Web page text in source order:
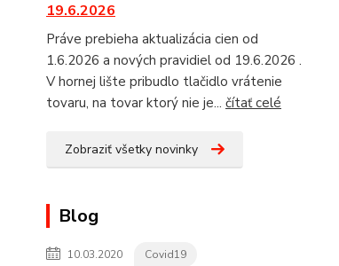
19.6.2026
Práve prebieha aktualizácia cien od
1.6.2026 a nových pravidiel od 19.6.2026 .
V hornej lište pribudlo tlačidlo vrátenie
tovaru, na tovar ktorý nie je... čítať celé
Zobraziť všetky novinky
Blog
10.03.2020 Covid19